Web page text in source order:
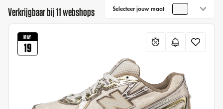
Verkrijgbaar bij 11 webshops Selecteer jouw maat
MAY
19